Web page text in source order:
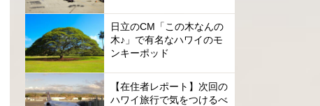
日立のCM「この木なんの
木♪」で有名なハワイのモ
ンキーポッド
【在住者レポート】次回の
ハワイ旅行で気をつけるべ